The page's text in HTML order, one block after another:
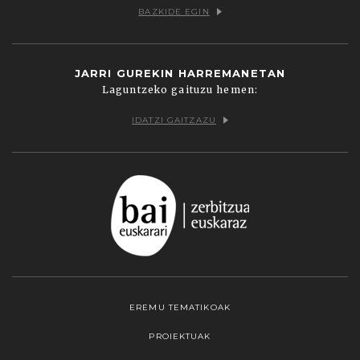
BAZKIDE EGIN
JARRI GUREKIN HARREMANETAN
Laguntzeko gaituzu hemen:
IDATZI GAITZAZU
EREMU TEMATIKOAK
PROIEKTUAK